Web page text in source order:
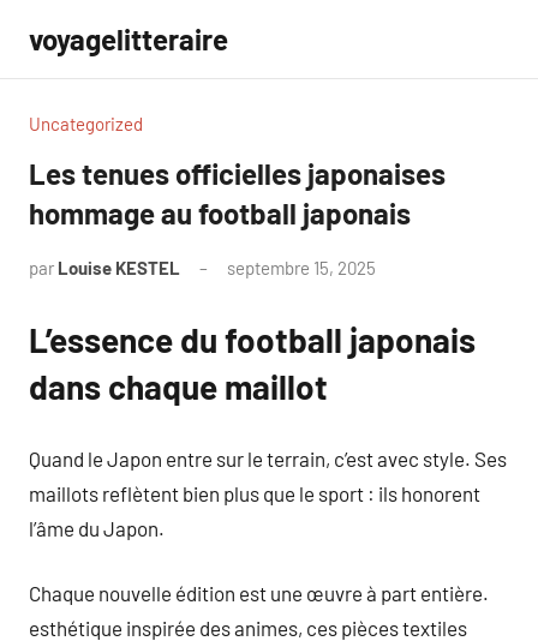
contenu
voyagelitteraire
Uncategorized
Les tenues officielles japonaises
hommage au football japonais
par Louise KESTEL septembre 15, 2025
L’essence du football japonais
dans chaque maillot
Quand le Japon entre sur le terrain, c’est avec style. Ses
maillots reflètent bien plus que le sport : ils honorent
l’âme du Japon.
Chaque nouvelle édition est une œuvre à part entière.
esthétique inspirée des animes, ces pièces textiles